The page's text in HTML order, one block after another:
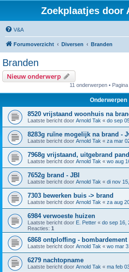
Zoekplaatjes door
V&A
Forumoverzicht Diversen Branden
Branden
Nieuw onderwerp
11 onderwerpen • Pagina
Onderwerpen
8520 vrijstaand woonhuis na
Laatste bericht door Arnold Tak « do sep
8283g ruïne mogelijk na brand -
Laatste bericht door Arnold Tak « za mar
7968g vrijstaand, uitgebrand
Laatste bericht door Arnold Tak « wo aug
7652g brand - JBI
Laatste bericht door Arnold Tak « di nov
7303 bewerken buis -> brand
Laatste bericht door Arnold Tak « za aug
6984 verwoeste huizen
Laatste bericht door E. Petter « do sep 16,
Reacties: 1
6868 ontploffing -
Laatste bericht door Arnold Tak « wo mar
6279 nachtopname
Laatste bericht door Arnold Tak « ma feb